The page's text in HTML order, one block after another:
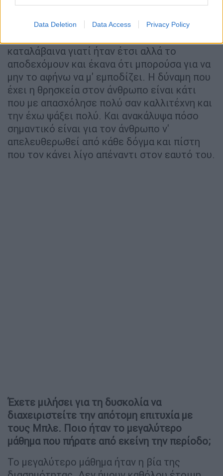
Data Deletion Data Access Privacy Policy
λέω πολλά ψέματα για να μην την τσατίζω
καταλάβαινα γιατί ήταν έτσι αλλά το
αποδεχόμουν και έκανα ότι μπορούσα για να
μην το αφήνω να μ' εμποδίζει. Η δύναμη που
έχει η θρησκεία στον άνθρωπο είναι κάτι
που με απασχόλησε πολύ σαν καλλιτέχνη και
την έχω ψάξει πολύ. Και ανακάλυψα πόσο
σημαντικό είναι για τον άνθρωπο ν'
απελευθερωθεί από κάθε δόγμα και πίστη
που τον κάνει λίγο απέναντι στον εαυτό του.
Έχετε μιλήσει για τη δυσκολία να
διαχειριστείτε την απότομη επιτυχία με
τους Μπλε. Ποιο ήταν το μεγαλύτερο
μάθημα που πήρατε από εκείνη την περίοδο;
Το μεγαλύτερο μάθημα ήταν η βία της